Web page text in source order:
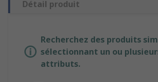
Détail produit
Recherchez des produits
sélectionnant un ou
attributs.